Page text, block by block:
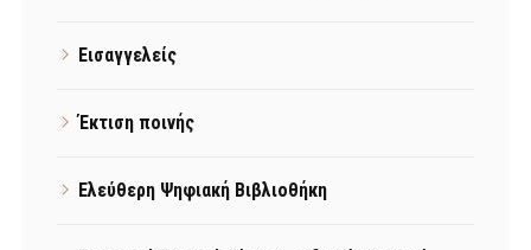
Εισαγγελείς
Έκτιση ποινής
Ελεύθερη Ψηφιακή Βιβλιοθήκη